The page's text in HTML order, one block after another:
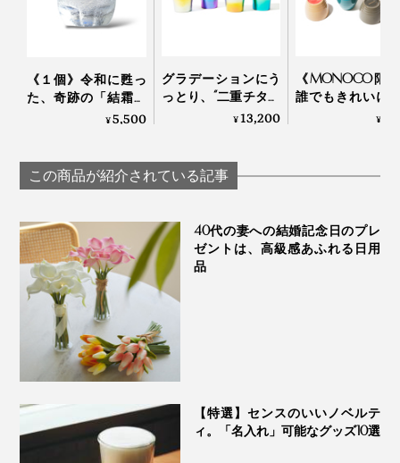
口がすぼめないことで、ワインが「舌の中央」だけでな
く、旨味や苦味を感じる「舌を脇側」を通ることになる
そうです。
《１個》令和に甦っ
た、奇跡の「結霜グ
ラス」｜結霜月華
¥5,500
グラデーションにう
っとり、“二重チタン
構造”でビールもコー
（250cc） | 燕三条
¥13,200
《MONOCO限
誰でもきれいに
付けができる、
¥
この商品が紹介されている記事
40代の妻への結婚記念日のプレ
ゼントは、高級感あふれる日用
品
【特選】センスのいいノベルテ
ィ。「名入れ」可能なグッズ10選